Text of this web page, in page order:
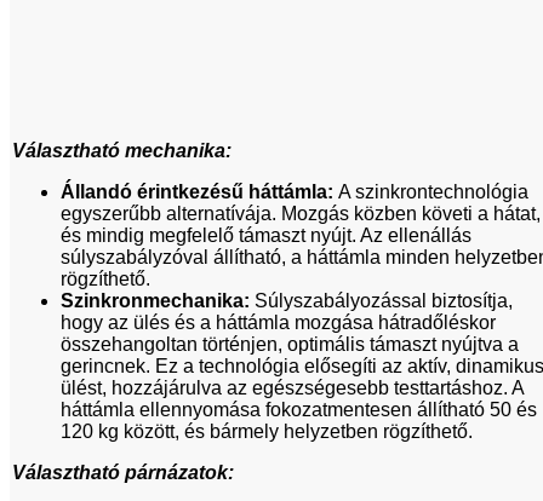
Választható mechanika:
Állandó érintkezésű háttámla: A szinkrontechnológia
egyszerűbb alternatívája. Mozgás közben követi a hátat,
és mindig megfelelő támaszt nyújt. Az ellenállás
súlyszabályzóval állítható, a háttámla minden
rögzíthető.
Szinkronmechanika: Súlyszabályozással biztosítja,
hogy az ülés és a háttámla mozgása hátradőléskor
összehangoltan történjen, optimális támaszt nyújtva a
gerincnek. Ez a technológia elősegíti az aktív, dinamikus
ülést, hozzájárulva az egészségesebb testtartáshoz. A
háttámla ellennyomása fokozatmentesen állítható 50 és
120 kg között, és bármely helyzetben rögzíthető.
Választható párnázatok: